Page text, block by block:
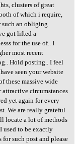
clusters of great
of which i require,
such an obliging
got lifted a
for the use of.. I
most recent
Hold posting.. I feel
seen your website
these massive wide
circumstances
yet again for every
We are really grateful
locate a lot of methods
used to be exactly
such post and please